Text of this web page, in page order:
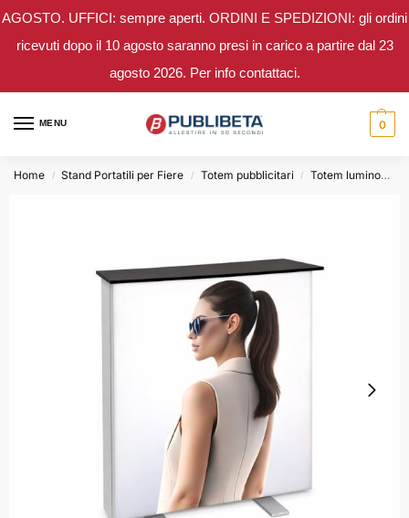
AGOSTO. UFFICI: sempre aperti. ORDINI E SPEDIZIONI: gli ordini
ricevuti dopo il 10 agosto saranno presi in carico a partire dal 23
agosto 2026. Per info contattaci.
MENU 0
Home / Stand Portatili per Fiere / Totem pubblicitari / Totem luminosi a led